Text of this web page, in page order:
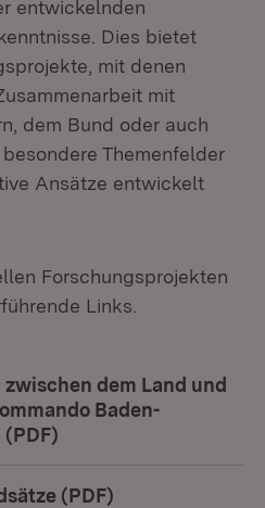
entwickelnden
Dies bietet
mit denen
mit
dem Bund oder auch
Themenfelder
Ansätze entwickelt
Forschungsprojekten
Links.
dem Land und
Baden-
(PDF)